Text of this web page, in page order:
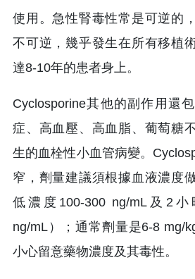
使用。急性腎毒性常是可逆的
不可逆，幾乎發生在所有移植
達8-10年的患者身上。
Cyclosporine其他的副作用還
症、高血壓、高血脂、葡萄糖
生的血栓性小血管病變。
窄，劑量建議須根據血液濃度
低濃度100-300 ng/mL及2小
ng/mL）；通常劑量是6-8 mg/
小心留意藥物濃度及其毒性。